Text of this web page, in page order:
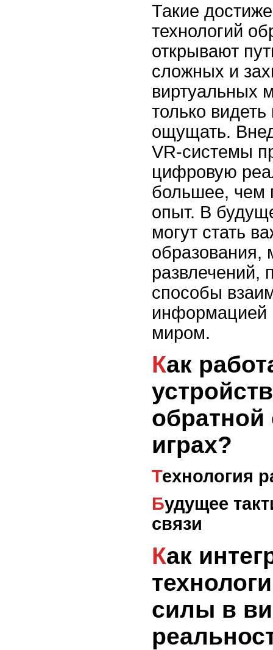
Такие
технологий
открывают
сложных и
виртуальных
только
ощущать.
VR-системы
цифровую
большее, чем
опыт. В
могут стать
образования,
развлечений,
способы
миром.
Как работают
обратной
играх?
Технология
Будущее тактильной обратной
связи
Как интегрировать
силы в